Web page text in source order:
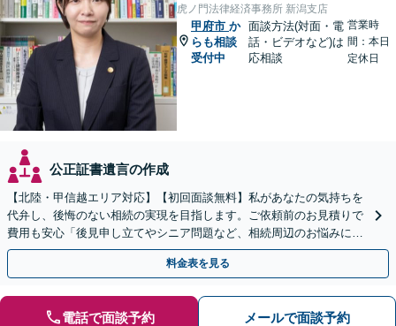
虎ノ門法律経済事務所 新潟支店
甲府市 か
らも相談
受付中
面談方法(対面・電
話・ビデオなど)は
応相談
営業時
間：本日
定休日
公正証書遺言の作成
【北陸・甲信越エリア対応】【初回面談無料】私があなたの気持ちを
代弁し、後悔のない相続の実現を目指します。ご依頼前のお見積りで
費用も安心「後見申し立てやシニア問題など、相続周辺のお悩みにも
対処可能」【WEB面談対応】
料金表を見る
電話で面談予約 メールで面談予約